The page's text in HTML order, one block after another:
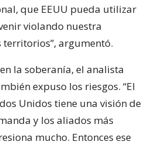
que EEUU pueda utilizar
violando nuestra
argumentó.
la soberanía, el analista
expuso los riesgos. “El
Unidos tiene una visión de
y los aliados más
mucho. Entonces ese